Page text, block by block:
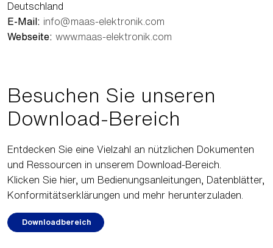
Deutschland
E-Mail: info@maas-elektronik.com
Webseite: www.maas-elektronik.com
Besuchen Sie unseren
Download-Bereich
Entdecken Sie eine Vielzahl an nützlichen Dokumenten
und Ressourcen in unserem Download-Bereich.
Klicken Sie hier, um Bedienungsanleitungen, Datenblätter,
Konformitätserklärungen und mehr herunterzuladen.
Downloadbereich